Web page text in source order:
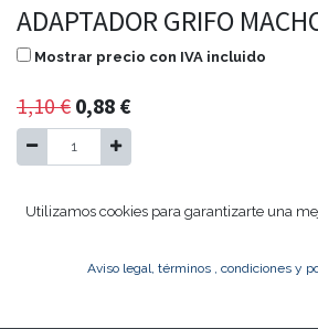
ADAPTADOR GRIFO
Mostrar precio con IVA incluido
1,10€ 0,88 €
Agregar al
ADAPTADOR GRIFO MACHO 3/4"
Utilizamos cookies para garantizarte una
Aviso legal, términos , condiciones y